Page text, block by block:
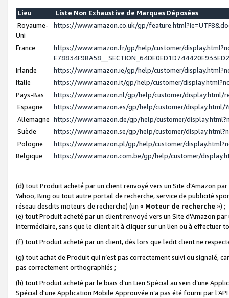
Lieu
Liste Non Exhaustive de Marques Déposées
Royaume-
Uni
https://www.amazon.co.uk/gp/
France
https://www.amazon.fr/gp/help/customer/
Irlande
https://www.amazon.ie/gp/help/customer/
Italie
https://www.amazon.it/gp/help/customer/
Pays-Bas
https://www.amazon.nl/gp/help/customer/display.html/
Espagne
https://www.amazon.es/gp/help/customer/display.html/
Allemagne https://www.amazon.de/gp/help/customer/
Suède
https://www.amazon.se/gp/help/customer/
Pologne
https://www.amazon.pl/gp/help/customer/
Belgique
https://www.amazon.com.be/gp/help/customer/
(d) tout Produit acheté par un client renvoyé vers un Site d'Amazon
Yahoo, Bing ou tout autre portail de recherche, service de publicité
réseau desdits moteurs de recherche) (un « Moteur de recherche ») ;
(e) tout Produit acheté par un client renvoyé vers un Site d'Amazon
intermédiaire, sans que le client ait à cliquer sur un lien ou à
(f) tout Produit acheté par un client, dès lors que ledit client ne
(g) tout achat de Produit qui n’est pas correctement suivi ou signalé,
pas correctement orthographiés ;
(h) tout Produit acheté par le biais d’un Lien Spécial au sein d’une
Spécial d'une Application Mobile Approuvée n’a pas été fourni par